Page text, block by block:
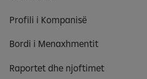
Profili i Kompanisë
Bordi i Menaxhmentit
Raportet dhe njoftimet